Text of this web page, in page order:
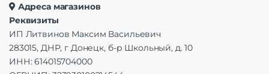
Адреса магазинов
Реквизиты
ИП Литвинов Максим Васильевич
283015, ДНР, г Донецк, б-р Школьный, д. 10
ИНН: 614015704000